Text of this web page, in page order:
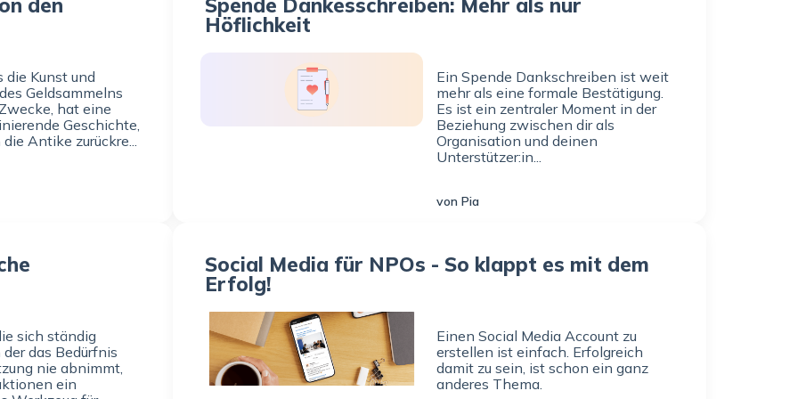
die Kunst und
Geldsammelns
hat eine
Geschichte,
Antike zurückre...
Höflichkeit
Ein Spende Dankschreiben ist weit
mehr als eine formale Bestätigung.
Es ist ein zentraler Moment in der
Beziehung zwischen dir als
Organisation und deinen
Unterstützer:in...
von Pia
sich ständig
das Bedürfnis
nie abnimmt,
ein
Social Media für NPOs - So klappt es mit dem
Erfolg!
Einen Social Media Account zu
erstellen ist einfach. Erfolgreich
damit zu sein, ist schon ein ganz
anderes Thema.